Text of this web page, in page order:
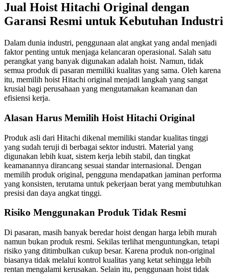
Jual Hoist Hitachi Original dengan
Garansi Resmi untuk Kebutuhan Industri
Dalam dunia industri, penggunaan alat angkat yang andal menjadi
faktor penting untuk menjaga kelancaran operasional. Salah satu
perangkat yang banyak digunakan adalah hoist. Namun, tidak
semua produk di pasaran memiliki kualitas yang sama. Oleh karena
itu, memilih hoist Hitachi original menjadi langkah yang sangat
krusial bagi perusahaan yang mengutamakan keamanan dan
efisiensi kerja.
Alasan Harus Memilih Hoist Hitachi Original
Produk asli dari Hitachi dikenal memiliki standar kualitas tinggi
yang sudah teruji di berbagai sektor industri. Material yang
digunakan lebih kuat, sistem kerja lebih stabil, dan tingkat
keamanannya dirancang sesuai standar internasional. Dengan
memilih produk original, pengguna mendapatkan jaminan performa
yang konsisten, terutama untuk pekerjaan berat yang membutuhkan
presisi dan daya angkat tinggi.
Risiko Menggunakan Produk Tidak Resmi
Di pasaran, masih banyak beredar hoist dengan harga lebih murah
namun bukan produk resmi. Sekilas terlihat menguntungkan, tetapi
risiko yang ditimbulkan cukup besar. Karena produk non-original
biasanya tidak melalui kontrol kualitas yang ketat sehingga lebih
rentan mengalami kerusakan. Selain itu, penggunaan hoist tidak